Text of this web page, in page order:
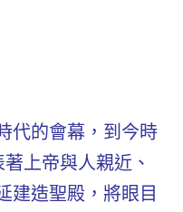
代的會幕，到今時
上帝與人親近、
建造聖殿，將眼目